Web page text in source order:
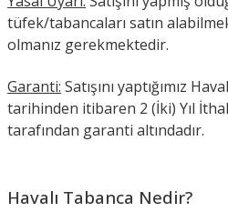
tüfek/tabancaları satın
olmanız gerekmektedir.
Garanti: Satışını yaptığımız
tarihinden itibaren 2 (İki) Yıl
tarafından garanti altındadır.
Havalı Tabanca Nedir?